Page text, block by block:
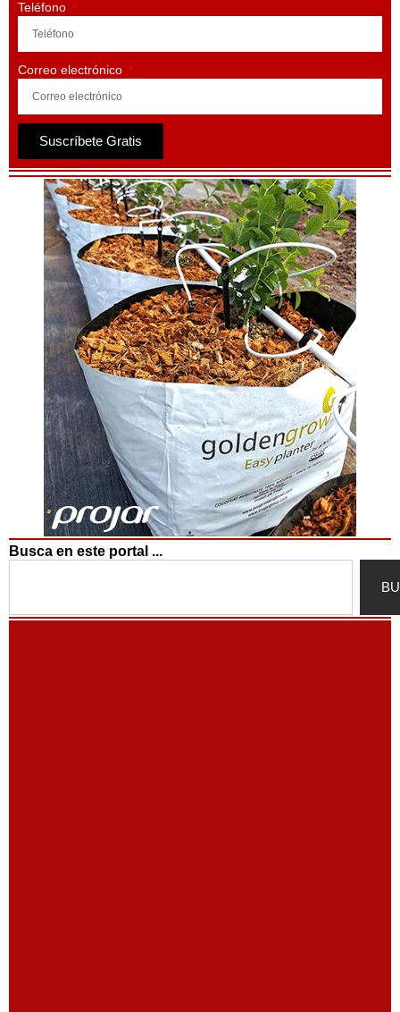
Teléfono
Correo electrónico
Suscríbete Gratis
Busca en este portal ...